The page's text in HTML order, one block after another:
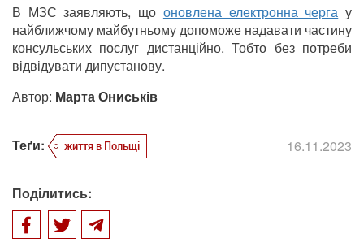
В МЗС заявляють, що оновлена електронна черга у
найближчому майбутньому допоможе надавати частину
консульських послуг дистанційно. Тобто без потреби
відвідувати дипустанову.
Автор: Марта Ониськів
Теґи: життя в Польщі 16.11.2023
Поділитись: